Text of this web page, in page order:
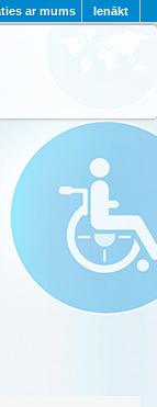
Ienākt
ar mums